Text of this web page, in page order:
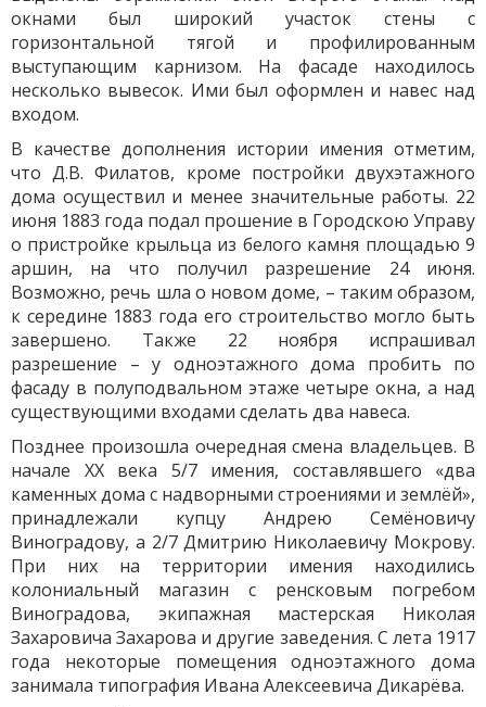
окнами был широкий участок стены с
горизонтальной тягой и профилированным
выступающим карнизом. На фасаде находилось
несколько вывесок. Ими был оформлен и навес над
входом.
В качестве дополнения истории имения отметим,
что Д.В. Филатов, кроме постройки двухэтажного
дома осуществил и менее значительные работы. 22
июня 1883 года подал прошение в Городскою Управу
о пристройке крыльца из белого камня площадью 9
аршин, на что получил разрешение 24 июня.
Возможно, речь шла о новом доме, – таким образом,
к середине 1883 года его строительство могло быть
завершено. Также 22 ноября испрашивал
разрешение – у одноэтажного дома пробить по
фасаду в полуподвальном этаже четыре окна, а над
существующими входами сделать два навеса.
Позднее произошла очередная смена владельцев. В
начале ХХ века 5/7 имения, составлявшего «два
каменных дома с надворными строениями и землёй»,
принадлежали купцу Андрею Семёновичу
Виноградову, а 2/7 Дмитрию Николаевичу Мокрову.
При них на территории имения находились
колониальный магазин с ренсковым погребом
Виноградова, экипажная мастерская Николая
Захаровича Захарова и другие заведения. С лета 1917
года некоторые помещения одноэтажного дома
занимала типография Ивана Алексеевича Дикарёва.